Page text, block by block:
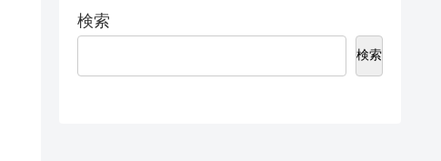
検索
検索